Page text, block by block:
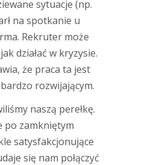
sytuacje (np.
na spotkanie u
Rekruter może
działać w kryzysie.
że praca ta jest
rozwijającym.
naszą perełkę.
po zamkniętym
satysfakcjonujące
się nam połączyć